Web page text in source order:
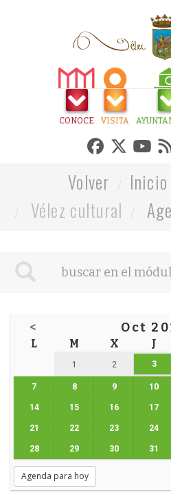
CONOCE VISITA
Volver Inicio
Vélez cultural
< Oct
L M X J
1 2 3
7 8 9 10
14 15 16 17
21 22 23 24
28 29 30 31
Agenda para hoy